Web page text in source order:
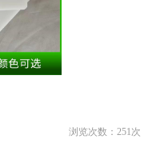
浏览次数： 251次